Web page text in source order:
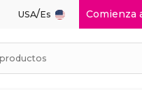
USA/Es Comienza